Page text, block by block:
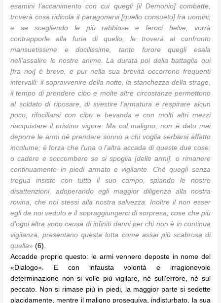
esamini l’accanimento con cui quegli [il Demonio] combatte,
troverà cosa ridicola il paragonarvi [quello consueto] fra uomini;
e se scegliendo le più rabbiose e feroci belve, vorrà
contrapporle alla furia di quello, le troverà al confronto
mansuetissime e docilissime, tanto furore quegli esala
nell’assalire le nostre anime. La durata poi della battaglia qui
[fra noi] è breve, e pur nella sua brevità occorrono frequenti
intervalli: il sopravvenire della notte, la stanchezza della strage,
il tempo di prendere cibo e molte altre circostanze permettono
al soldato di riposare, di svestire l’armatura e respirare alcun
poco, rifocillarsi con cibo e bevanda e con molti altri mezzi
riacquistare il pristino vigore. Ma col maligno, non è dato mai
deporre le armi né prendere sonno a chi voglia serbarsi affatto
incolume; è forza che l’una o l’altra accada di queste due cose:
o cadere e soccombere se si spoglia [delle armi], o rimanere
continuamente in piedi armato e vigilante. Ché quegli senza
tregua insiste con tutto il suo campo, spiando le nostre
disattenzioni, adoperando egli maggior diligenza alla nostra
rovina, che noi stessi alla nostra salvezza. Inoltre il non esser
egli da noi veduto e il sopraggiungerci di sorpresa, cose che più
d’ogni altra sono causa di infiniti danni per chi non è in continua
vigilanza, presentano questa lotta come assai più scabrosa di
quella» (6).
Accadde proprio questo: le armi vennero deposte in nome del
«Dialogo». E con infausta volontà e irragionevole
determinazione non si volle più vigilare, né sull’errore, né sul
peccato. Non si rimase più in piedi, la maggior parte si sedette
placidamente, mentre il maligno proseguiva, indisturbato, la sua